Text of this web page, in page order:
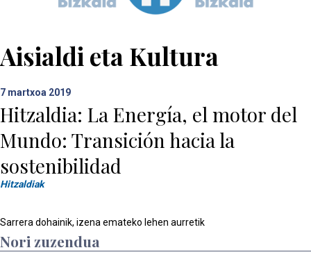
Aisialdi eta Kultura
7 martxoa 2019
Hitzaldia: La Energía, el motor del
Mundo: Transición hacia la
sostenibilidad
Hitzaldiak
Sarrera dohainik, izena emateko lehen aurretik
Nori zuzendua